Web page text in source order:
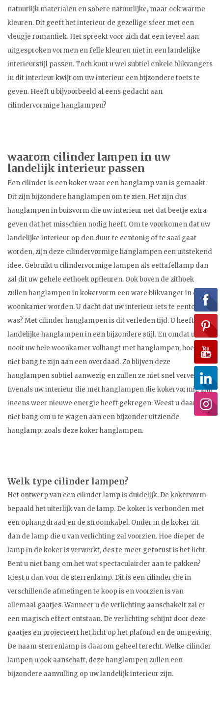
natuurlijk materialen en sobere natuurlijke, maar ook warme
kleuren. Dit geeft het interieur de gezellige sfeer met een
vleugje romantiek. Het spreekt voor zich dat een teveel aan
uitgesproken vormen en felle kleuren niet in een landelijke
interieurstijl passen. Toch kunt u wel subtiel enkele blikvangers
in dit interieur kwijt om uw interieur een bijzondere toets te
geven. Heeft u bijvoorbeeld al eens gedacht aan
cilindervormige hanglampen?
waarom cilinder lampen in uw
landelijk interieur passen
Een cilinder is een koker waar een hanglamp van is gemaakt.
Dit zijn bijzondere hanglampen om te zien. Het zijn dus
hanglampen in buisvorm die uw interieur net dat beetje extra
geven dat het misschien nodig heeft. Om te voorkomen dat uw
landelijke interieur op den duur te eentonig of te saai gaat
worden, zijn deze cilindervormige hanglampen een uitstekend
idee. Gebruikt u cilindervormige lampen als eettafellamp dan
zal dit uw gehele eethoek opfleuren. Ook boven de zithoek
zullen hanglampen in kokervorm een ware blikvanger in de
woonkamer worden. U dacht dat uw interieur iets te eentonig
was? Met cilinder hanglampen is dit verleden tijd. U heeft nu
landelijke hanglampen in een bijzondere stijl. En omdat u
nooit uw hele woonkamer volhangt met hanglampen, hoeft u
niet bang te zijn aan een overdaad. Zo blijven deze
hanglampen subtiel aanwezig en zullen ze niet snel vervelen.
Evenals uw interieur die met hanglampen die kokervormig zijn
ineens weer nieuwe energie heeft gekregen. Weest u daarom
niet bang om u te wagen aan een bijzonder uitziende
hanglamp, zoals deze koker hanglampen.
Welk type cilinder lampen?
Het ontwerp van een cilinder lamp is duidelijk. De kokervorm
bepaald het uiterlijk van de lamp. De koker is verbonden met
een ophangdraad en de stroomkabel. Onder in de koker zit
dan de lamp die u van verlichting zal voorzien. Hoe dieper de
lamp in de koker is verwerkt, des te meer gefocust is het licht.
Bent u niet bang om het wat spectaculairder aan te pakken?
Kiest u dan voor de sterrenlamp. Dit is een cilinder die in
verschillende afmetingen te koop is en voorzien is van
allemaal gaatjes. Wanneer u de verlichting aanschakelt zal er
een magisch effect ontstaan. De verlichting schijnt door deze
gaatjes en projecteert het licht op het plafond en de omgeving.
De naam sterrenlamp is daarom geheel terecht. Welke cilinder
lampen u ook aanschaft, deze hanglampen zullen een
bijzondere aanvulling op uw landelijk interieur zijn.